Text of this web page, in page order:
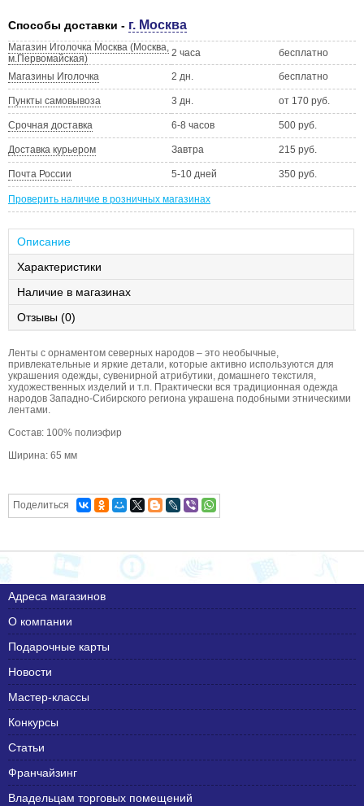
Способы доставки - г. Москва
Магазин Иголочка Москва (Москва,
м.Первомайская)
2 часа бесплатно
Магазины Иголочка 2 дн. бесплатно
Пункты самовывоза 3 дн. от 170 руб.
Срочная доставка 6-8 часов 500 руб.
Доставка курьером Завтра 215 руб.
Почта России 5-10 дней 350 руб.
Проверить наличие в розничных магазинах
Описание
Характеристики
Наличие в магазинах
Отзывы (0)
Ленты с орнаментом северных народов – это необычные,
привлекательные и яркие детали, которые активно используются для
украшения одежды, сувенирной атрибутики, домашнего текстиля,
художественных изделий и т.п. Практически вся традиционная одежда
народов Западно-Сибирского региона украшена подобными этническими
лентами.
Состав: 100% полиэфир
Ширина: 65 мм
Поделиться
Адреса магазинов
О компании
Подарочные карты
Новости
Мастер-классы
Конкурсы
Статьи
Франчайзинг
Владельцам торговых помещений